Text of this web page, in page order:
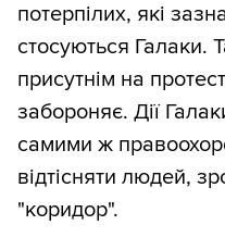
потерпілих, які
стосуються Галаки.
присутнім на
забороняє. Дії
самими ж
відтісняти людей,
"коридор".